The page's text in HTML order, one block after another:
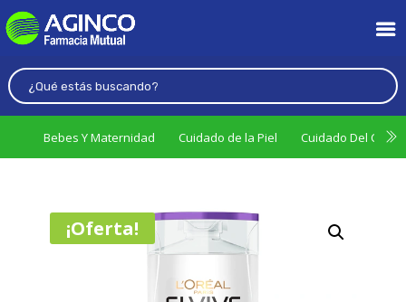
Bebes Y Maternidad Cuidado de la Piel Cuidado Del
¡Oferta!